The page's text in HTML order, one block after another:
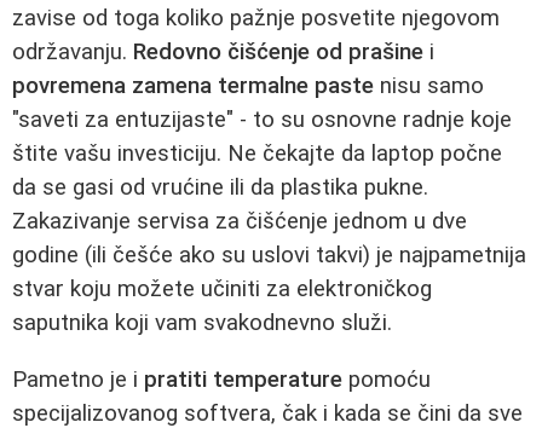
zavise od toga koliko pažnje posvetite njegovom
održavanju. Redovno čišćenje od prašine i
povremena zamena termalne paste nisu samo
"saveti za entuzijaste" - to su osnovne radnje koje
štite vašu investiciju. Ne čekajte da laptop počne
da se gasi od vrućine ili da plastika pukne.
Zakazivanje servisa za čišćenje jednom u dve
godine (ili češće ako su uslovi takvi) je najpametnija
stvar koju možete učiniti za elektroničkog
saputnika koji vam svakodnevno služi.
Pametno je i pratiti temperature pomoću
specijalizovanog softvera, čak i kada se čini da sve